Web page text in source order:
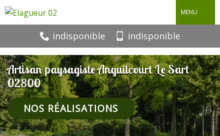
MENU
indisponible indisponible
Artisan paysagiste Anguilcourt Le Sart
02800
NOS RÉALISATIONS